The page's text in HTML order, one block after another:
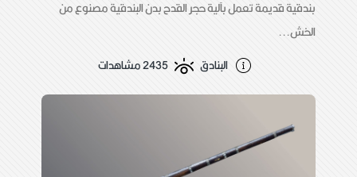
بندقية قديمة تعمل بآلية حجر القدح بدن البندقية مصنوع من
الخش...
البنادق
2435 مشاهدات